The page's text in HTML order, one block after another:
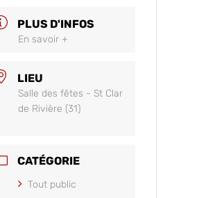
PLUS D'INFOS
En savoir +
LIEU
Salle des fêtes - St Clar
de Rivière (31)
CATÉGORIE
Tout public